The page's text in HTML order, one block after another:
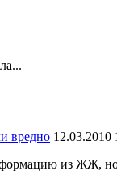
вредно 12.03.2010
из ЖЖ, но